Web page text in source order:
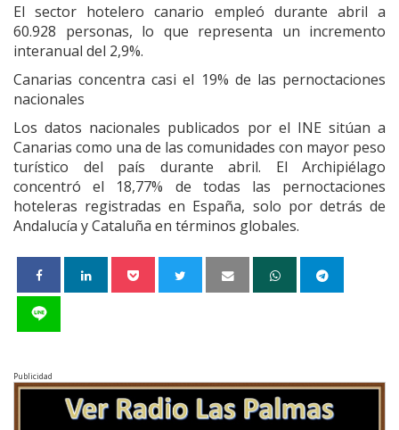
El sector hotelero canario empleó durante abril a
60.928 personas, lo que representa un incremento
interanual del 2,9%.
Canarias concentra casi el 19% de las pernoctaciones
nacionales
Los datos nacionales publicados por el INE sitúan a
Canarias como una de las comunidades con mayor peso
turístico del país durante abril. El Archipiélago
concentró el 18,77% de todas las pernoctaciones
hoteleras registradas en España, solo por detrás de
Andalucía y Cataluña en términos globales.
Publicidad